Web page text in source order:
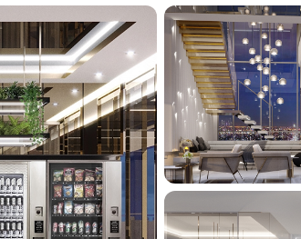
Add comparative units
Number 2